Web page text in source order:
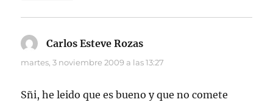
Carlos Esteve Rozas
martes, 3 noviembre 2009 a las 13:27
Sñi, he leido que es bueno y que no comete